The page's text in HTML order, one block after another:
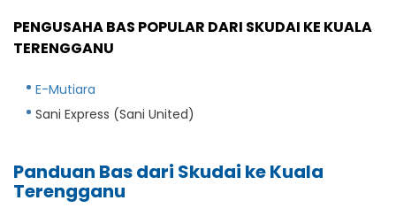
PENGUSAHA BAS POPULAR DARI SKUDAI KE KUALA
TERENGGANU
E-Mutiara
Sani Express (Sani United)
Panduan Bas dari Skudai ke Kuala
Terengganu